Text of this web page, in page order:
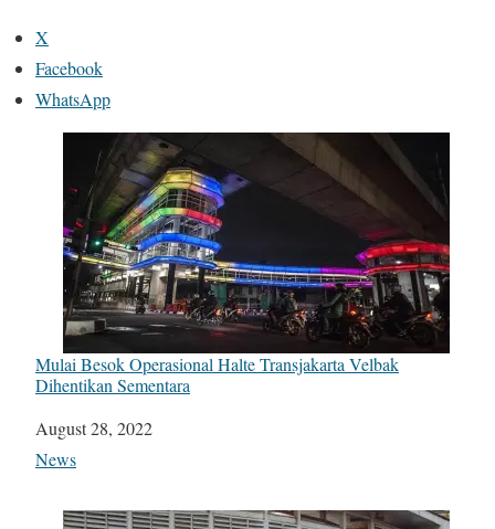
X
Facebook
WhatsApp
Mulai Besok Operasional Halte Transjakarta Velbak
Dihentikan Sementara
Date
August 28, 2022
In relation to
News